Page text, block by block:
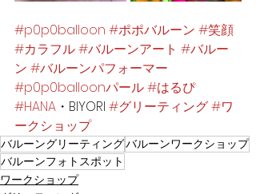
#p0p0balloon #ポポバルーン #笑顔
#カラフル#バルーンアート #バルー
ン #バルーンパフォーマー
#p0p0balloonパール#はるぴ
#HANA ・BIYORI #グリーティング#ワ
ークショップ
バルーングリーティングバルーンワークショップ
バルーンフォトスポット
ワークショップ